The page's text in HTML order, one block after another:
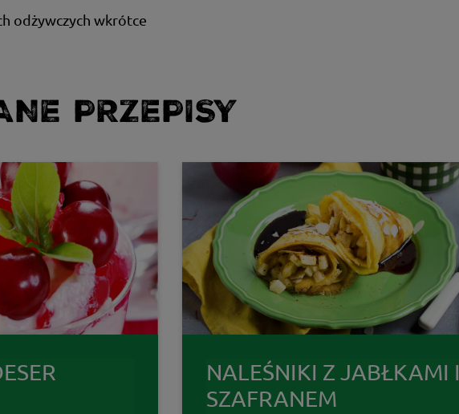
odżywczych wkrótce
PRZEPISY
NALEŚNIKI Z JABŁKAMI I
SZAFRANEM